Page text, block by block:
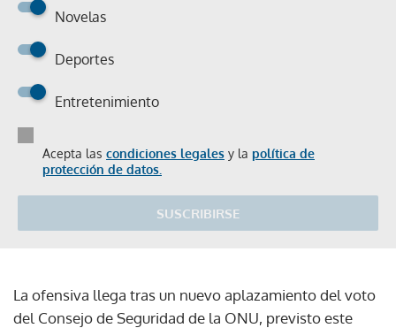
Novelas
Deportes
Entretenimiento
Acepta las condiciones legales y la política de
protección de datos.
SUSCRIBIRSE
La ofensiva llega tras un nuevo aplazamiento del voto
del Consejo de Seguridad de la ONU, previsto este